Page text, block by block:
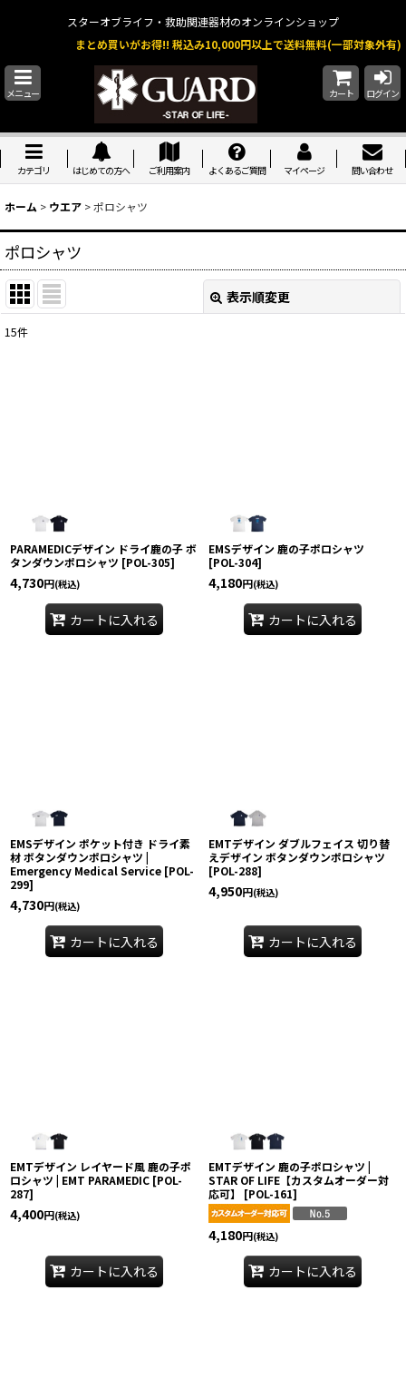
スターオブライフ・救助関連器材のオンラインショップ
まとめ買いがお得!! 税込み10,000円以上で送料無料(一部対象外有)
メニュー カート ログイン
カテゴリ はじめての方へ ご利用案内 よくあるご質問 マイページ 問い合わせ
ホーム > ウエア >ポロシャツ
ポロシャツ
表示順変更
15件
PARAMEDICデザイン ドライ鹿の子 ボ
タンダウンポロシャツ [POL-305]
4,730円(税込)
カートに入れる
EMSデザイン 鹿の子ポロシャツ
[POL-304]
4,180円(税込)
カートに入れる
EMSデザイン ポケット付き ドライ素
材 ボタンダウンポロシャツ |
Emergency Medical Service [POL-
299]
4,730円(税込)
カートに入れる
EMTデザイン ダブルフェイス 切り替
えデザイン ボタンダウンポロシャツ
[POL-288]
4,950円(税込)
カートに入れる
EMTデザイン レイヤード風 鹿の子ポ
ロシャツ | EMT PARAMEDIC [POL-
287]
4,400円(税込)
カートに入れる
EMTデザイン 鹿の子ポロシャツ |
STAR OF LIFE【カスタムオーダー対
応可】
[POL-161]
4,180円(税込)
カートに入れる